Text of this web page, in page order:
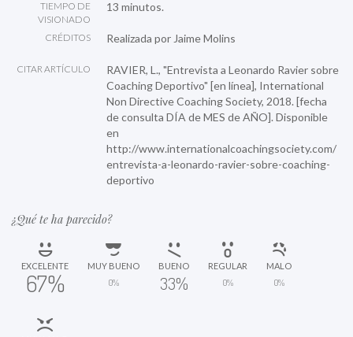
TIEMPO DE
VISIONADO
13 minutos.
CRÉDITOS Realizada por Jaime Molins
CITAR ARTÍCULO
RAVIER, L., "Entrevista a Leonardo Ravier sobre
Coaching Deportivo" [en línea], International
Non Directive Coaching Society, 2018. [fecha
de consulta DÍA de MES de AÑO]. Disponible
en
http://www.internationalcoachingsociety.com/
entrevista-a-leonardo-ravier-sobre-coaching-
deportivo
¿Qué te ha parecido?
EXCELENTE
67%
MUY BUENO
0%
BUENO
33%
REGULAR
0%
MALO
0%